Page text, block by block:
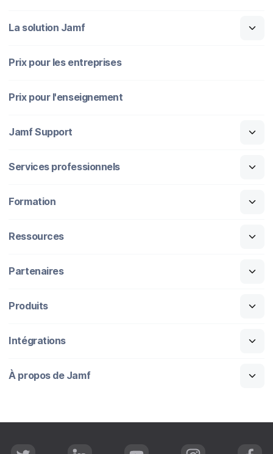
La solution Jamf
Prix pour les entreprises
Prix pour l'enseignement
Jamf Support
Services professionnels
Formation
Ressources
Partenaires
Produits
Intégrations
À propos de Jamf